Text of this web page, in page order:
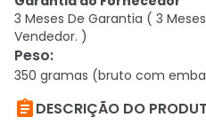
3 Meses De Garantia ( 3
Vendedor. )
Peso:
350 gramas (bruto com
DESCRIÇÃO DO